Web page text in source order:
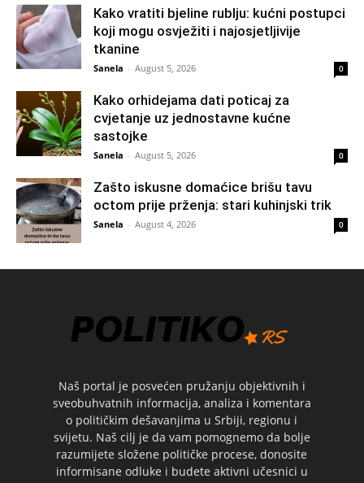
Kako vratiti bjeline rublju: kućni postupci
koji mogu osvježiti i najosjetljivije
tkanine
Sanela - August 5, 2026 0
Kako orhidejama dati poticaj za
cvjetanje uz jednostavne kućne
sastojke
Sanela - August 5, 2026 0
Zašto iskusne domaćice brišu tavu
octom prije prženja: stari kuhinjski trik
Sanela - August 4, 2026 0
Naš portal je posvećen pružanju objektivnih i
sveobuhvatnih informacija, analiza i komentara
o političkim dešavanjima u Srbiji, regionu i
svijetu. Naš cilj je da vam pomognemo da bolje
razumijete složene političke procese, donosite
informisane odluke i budete aktivni učesnici u